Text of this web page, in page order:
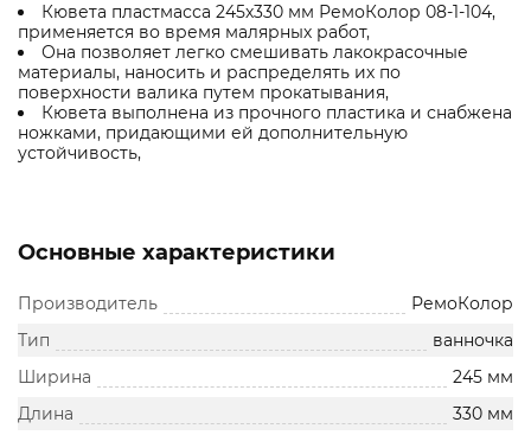
Кювета пластмасса 245х330 мм РемоКолор 08-1-104,
применяется во время малярных работ,
Она позволяет легко смешивать лакокрасочные
материалы, наносить и распределять их по
поверхности валика путем прокатывания,
Кювета выполнена из прочного пластика и снабжена
ножками, придающими ей дополнительную
устойчивость,
Основные характеристики
Производитель
РемоКолор
Тип
ванночка
Ширина
245 мм
Длина
330 мм